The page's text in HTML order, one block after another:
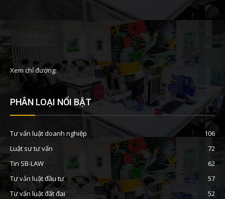
Xem chỉ đường:
PHÂN LOẠI NỔI BẬT
Tư vấn luật doanh nghiệp
106
Luật sư tư vấn
72
Tin SB-LAW
62
Tư vấn luật đầu tư
57
Tư vấn luật đất đai
52